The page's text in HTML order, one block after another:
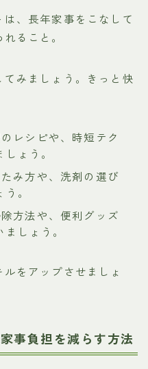
、長年家事をこなして
ること。
みましょう。きっと快
レシピや、時短テク
ょう。
み方や、洗剤の選び
。
方法や、便利グッズ
しょう。
をアップさせましょ
事負担を減らす方法